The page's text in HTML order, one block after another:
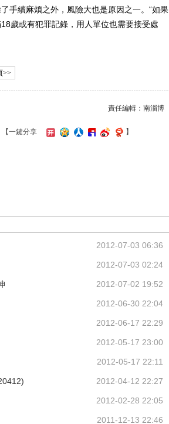
手續麻煩之外，風險大也是原因之一。“如果
歲或有犯罪記錄，用人單位也需要接受處
>>
責任編輯：南淄博
【一鍵分享 】
2012-07-03 06:36
2012-07-03 02:24
2012-07-02 19:52
2012-06-30 22:04
2012-06-17 22:29
2012-05-17 23:00
2012-05-17 22:11
2012-04-12 22:27
2012-02-28 22:05
2011-12-13 22:46